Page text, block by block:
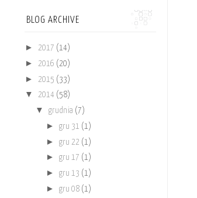
BLOG ARCHIVE
► 2017 (14)
► 2016 (20)
► 2015 (33)
▼ 2014 (58)
▼ grudnia (7)
► gru 31 (1)
► gru 22 (1)
► gru 17 (1)
► gru 13 (1)
► gru 08 (1)